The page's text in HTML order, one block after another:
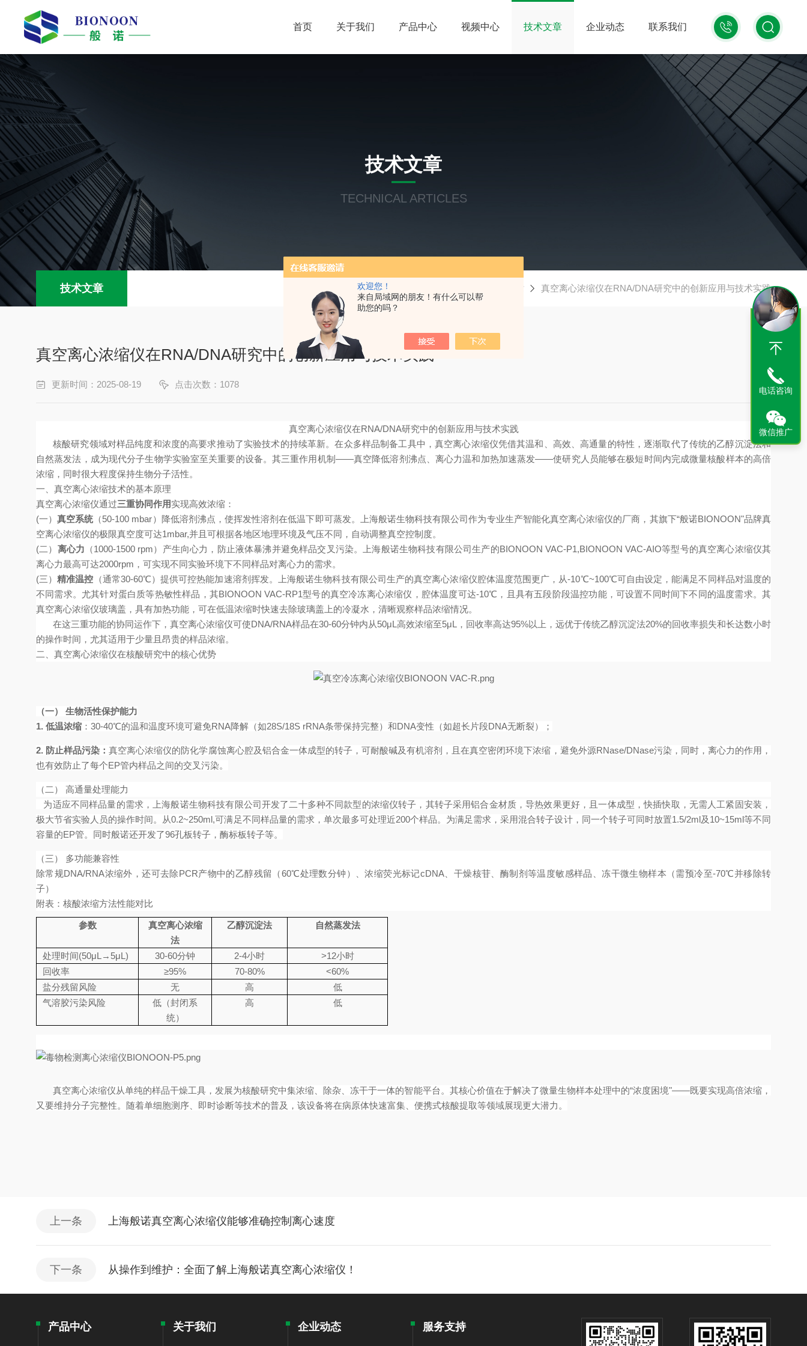
欢迎您！
来自局域网的朋友！有什么可以帮
助您的吗？
13816245807
首页 关于我们 产品中心 视频中心 技术文章 企业动态 联系我们
技术文章
TECHNICAL ARTICLES
技术文章 技术文章 真空离心浓缩仪在RNA/DNA研究中的创新应用与技术实践
真空离心浓缩仪在RNA/DNA研究中的创新应用与技术实践
更新时间：2025-08-19 点击次数：1078
真空离心浓缩仪在RNA/DNA研究中的创新应用与技术实践
核酸研究领域对样品纯度和浓度的高要求推动了实验技术的持续革新。在众多样品制备工具中， 真空离心浓缩仪凭借其温和、高效、高通量的特性 ，逐渐取代了传统的乙醇沉淀法和
自然蒸发法，成为现代分子生物学实验室至关重要的设备。其三重作用机制——真空降低溶剂沸点、离心力温和加热加速蒸发——使研究人员能够在极短时间内完成微量核酸样本的高倍
浓缩，同时很大程度保持生物分子活性。
一、真空离心浓缩技术的基本原理
真空离心浓缩仪通过三重协同作用实现高效浓缩：
(一）真空系统 （50-100 mbar）降低溶剂沸点，使挥发性溶剂在低温下即可蒸发。上海般诺生物科技有限公司作为专业生产智能化真空离心浓缩仪的厂商，其旗下“般诺BIONOON"品牌真
空离心浓缩仪的极限真空度可达1mbar,并且可根据各地区地理环境及气压不同，自动调整真空控制度。
(二） 离心力 （1000-1500 rpm）产生向心力，防止液体暴沸并避免样品交叉污染。上海般诺生物科技有限公司生产的BIONOON VAC-P1,BIONOON VAC-AIO等型号的真空离心浓缩仪其
离心力最高可达2000rpm，可实现不同实验环境下不同样品对离心力的需求。
(三）精准温控 （通常30-60℃）提供可控热能加速溶剂挥发。上海般诺生物科技有限公司生产的真空离心浓缩仪腔体温度范围更广，从-10℃~100℃可自由设定，能满足不同样品对温度的
不同需求。尤其针对蛋白质等热敏性样品，其BIONOON VAC-RP1型号的真空冷冻离心浓缩仪，腔体温度可达-10℃，且具有五段阶段温控功能，可设置不同时间下不同的温度需求。其
真空离心浓缩仪玻璃盖，具有加热功能，可在低温浓缩时快速去除玻璃盖上的冷凝水，清晰观察样品浓缩情况。
在这三重功能的协同运作下，真空离心浓缩仪可使DNA/RNA样品在30-60分钟内从50μL高效浓缩至5μL，回收率高达95%以上，远优于传统乙醇沉淀法20%的回收率损失和长达数小时
的操作时间，尤其适用于少量且昂贵的样品浓缩。
二、真空离心浓缩仪在核酸研究中的核心优势
（一） 生物活性保护能力
1. 低温浓缩 ：30-40℃的温和温度环境可避免RNA降解（如28S/18S rRNA条带保持完整）和DNA变性（如超长片段DNA无断裂）；
2. 防止样品污染：真空离心浓缩仪的防化学腐蚀离心腔及铝合金一体成型的转子，可耐酸碱及有机溶剂，且在真空密闭环境下浓缩，避免外源RNase/DNase污染，同时，离心力的作用，
也有效防止了每个EP管内样品之间的交叉污染。
（二） 高通量处理能力
为适应不同样品量的需求，上海般诺生物科技有限公司开发了二十多种不同款型的浓缩仪转子，其转子采用铝合金材质，导热效果更好，且一体成型，快插快取，无需人工紧固安装，
极大节省实验人员的操作时间。从0.2~250ml,可满足不同样品量的需求，单次最多可处理近200个样品。为满足需求，采用混合转子设计，同一个转子可同时放置1.5/2ml及10~15ml等不同
容量的EP管。同时般诺还开发了96孔板转子，酶标板转子等。
（三） 多功能兼容性
除常规DNA/RNA浓缩外，还可去除PCR产物中的乙醇残留（60℃处理数分钟）、浓缩荧光标记cDNA、干燥核苷、酶制剂等温度敏感样品、冻干微生物样本（需预冷至-70℃并移除转
子）
附表：核酸浓缩方法性能对比
参数
真空离心浓缩
法
乙醇沉淀法 自然蒸发法
处理时间(50μL→5μL) 30-60分钟 2-4小时
>12小时
回收率
≥95% 70-80%
<60%
盐分残留风险
无 高
低
气溶胶污染风险
低（封闭系
统）
高 低
真空离心浓缩仪从单纯的样品干燥工具，发展为核酸研究中集浓缩、除杂、冻干于一体的智能平台。其核心价值在于解决了微量生物样本处理中的“浓度困境"——既要实现高倍浓缩，
又要维持分子完整性。随着单细胞测序、即时诊断等技术的普及，该设备将在病原体快速富集、便携式核酸提取等领域展现更大潜力。
上一条 上海般诺真空离心浓缩仪能够准确控制离心速度
下一条 从操作到维护：全面了解上海般诺真空离心浓缩仪！
产品中心 关于我们 企业动态 服务支持
电话咨询
微信推广